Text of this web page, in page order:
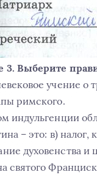
3. Выберите
учение о
римского.
индульгенции
– это: в)
духовенства и
святого